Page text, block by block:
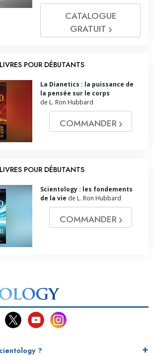
CATALOGUE
GRATUIT
LIVRES POUR DÉBUTANTS
La Dianetics : la puissance de
la pensée sur le corps
de L. Ron Hubbard
COMMANDER
LIVRES POUR DÉBUTANTS
Scientology : les fondements
de la vie de L. Ron Hubbard
COMMANDER
?